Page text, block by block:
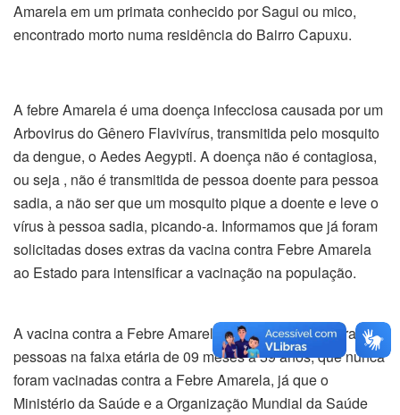
Amarela em um primata conhecido por Sagui ou mico,
encontrado morto numa residência do Bairro Capuxu.
A febre Amarela é uma doença infecciosa causada por um
Arbovirus do Gênero Flavivírus, transmitida pelo mosquito
da dengue, o Aedes Aegypti. A doença não é contagiosa,
ou seja , não é transmitida de pessoa doente para pessoa
sadia, a não ser que um mosquito pique a doente e leve o
vírus à pessoa sadia, picando-a. Informamos que já foram
solicitadas doses extras da vacina contra Febre Amarela
ao Estado para intensificar a vacinação na população.
A vacina contra a Febre Amarela é recomendada para
pessoas na faixa etária de 09 meses a 59 anos, que nunca
foram vacinadas contra a Febre Amarela, já que o
Ministério da Saúde e a Organização Mundial da Saúde